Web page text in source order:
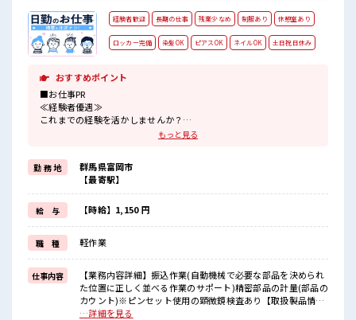
経験者歓迎 長期の仕事 残業少なめ 制服あり 休憩室あり
ロッカー完備 染髪OK ピアスOK ネイルOK 土日祝日休み
おすすめポイント
■お仕事PR
≪経験者優遇≫
これまでの経験を活かしませんか？
≪時間にメリハリを≫
残業はほとんどナシ！
場合によってはお願いすることもあります♪
≪土日祝休のお仕事≫
家族や友人と一緒にプライベート満喫！
≪ヘアカラーOKで自由な雰囲気の職場≫
明るすぎたり奇抜でなければ基本的に自由！
(規定有)≪動きやすい制服アリ≫
制服があるので、
毎日の服装の悩み解消♪
■職場の雰囲気
派手すぎなければ多少のヘアカラーもOKなのはウレシイPoint☆
もっと見る
勤 務 地
群馬県富岡市
【最寄駅】
給 与 【時給】1,150 円
職 種 軽作業
仕事内容
【業務内容詳細】振込作業(自動機械で必要な部品を決められ
た位置に正しく並べる作業のサポート)精密部品の計量(部品の
カウント)※ピンセット使用の顕微鏡検査あり【取扱製品情
報】半導体製造装置部品 ■お仕事PR ≪経験者優遇≫ これまで
…詳細を見る